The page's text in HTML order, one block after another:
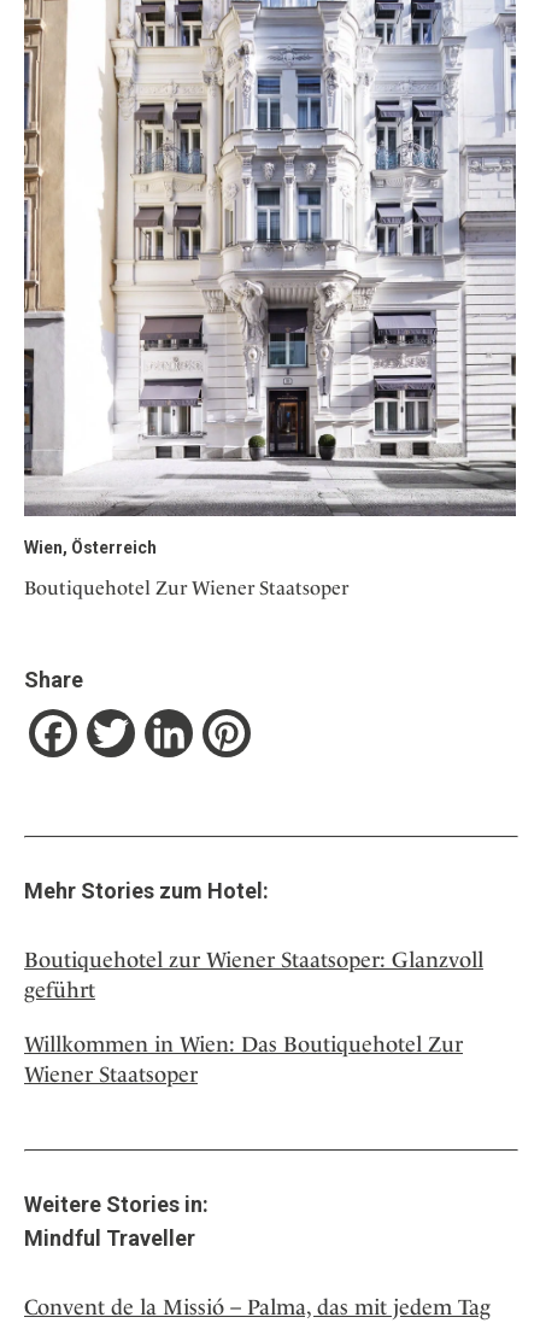
Wien, Österreich
Boutiquehotel Zur Wiener Staatsoper
Share
FacebookTwitter LinkedIn
Mehr Stories zum Hotel:
Boutiquehotel zur Wiener Staatsoper: Glanzvoll
geführt
Willkommen in Wien: Das Boutiquehotel Zur
Wiener Staatsoper
Weitere Stories in:
Mindful Traveller
Convent de la Missió – Palma, das mit jedem Tag